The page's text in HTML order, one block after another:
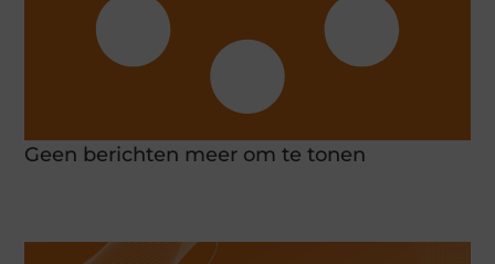
Geen berichten meer om te tonen